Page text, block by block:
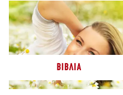
ΒΙΒΛΊΑ